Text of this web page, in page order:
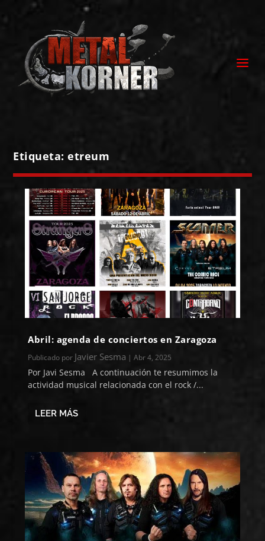
Etiqueta:etreum
Abril: agenda de conciertos en Zaragoza
Publicado por Javier Sesma |Abr 4, 2025
Por Javi Sesma A continuación te resumimos la
actividad musical relacionada con el rock /...
LEER MÁS